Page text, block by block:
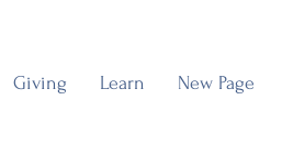
Giving Learn New Page